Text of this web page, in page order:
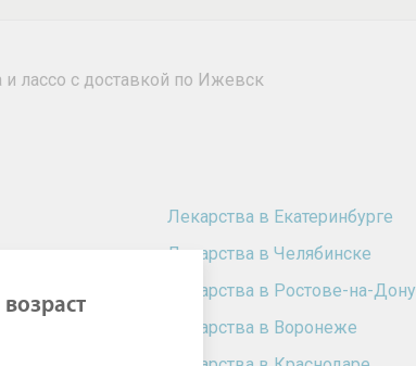
и лассо с доставкой по Ижевск
Лекарства в Екатеринбурге
Лекарства в Челябинске
Лекарства в Ростове-на-Дону
Лекарства в Воронеже